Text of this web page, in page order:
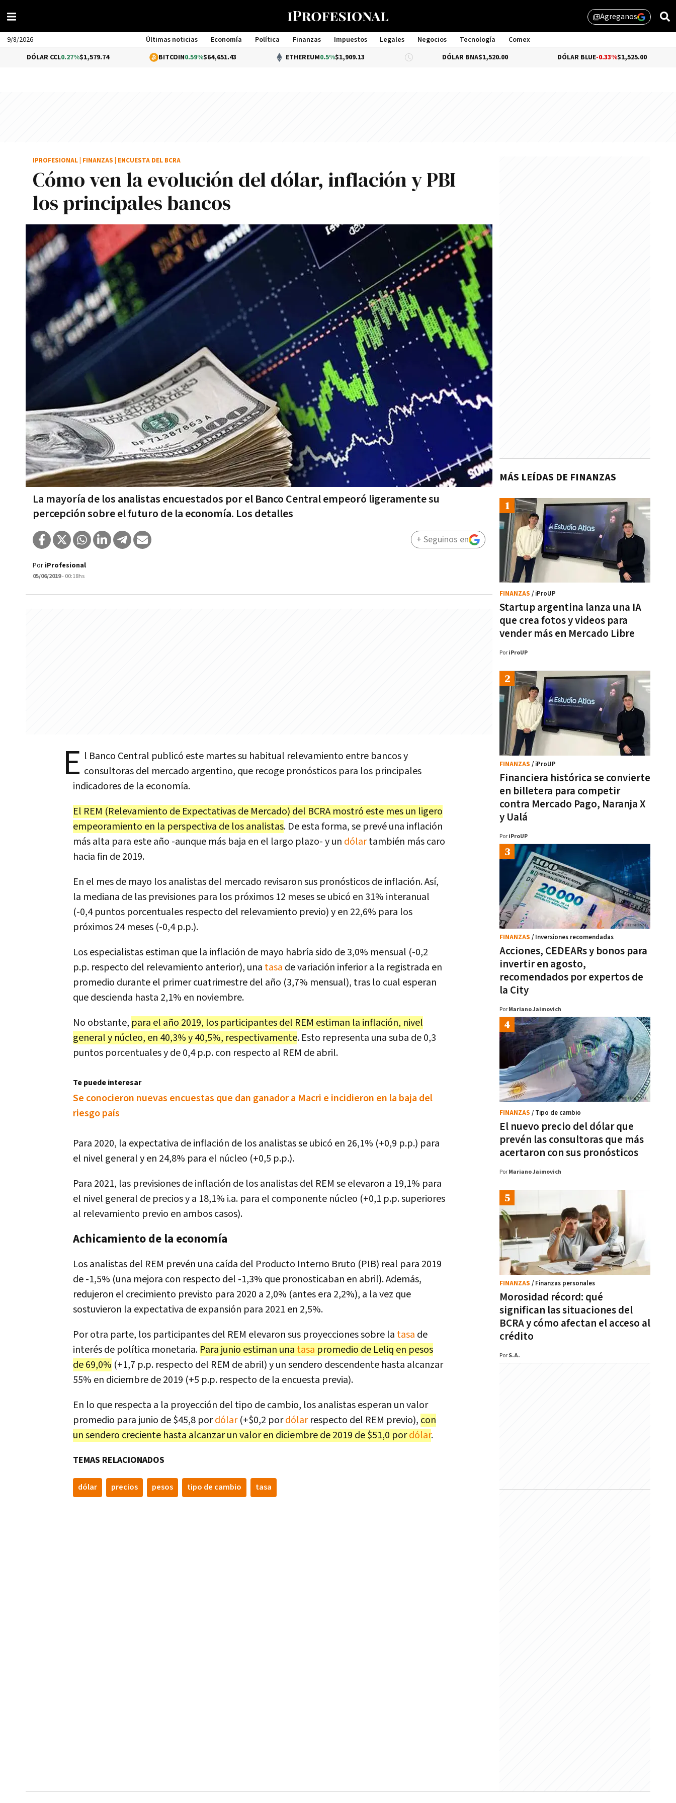
library_addAgreganos
9/8/2026 Últimas noticias Economía Política Finanzas Impuestos Legales Negocios Tecnología
Comex
Management
0.27%$1,579.74 BITCOIN0.59%$64,651.43 ETHEREUM 0.5%$1,909.13 DÓLAR BNA$1,520.00 DÓLAR BLUE-0.33%$1,525.00
Cómo ven la evolución del dólar, inflación y PBI
los principales bancos
La mayoría de los analistas encuestados por el Banco Central empeoró ligeramente su
percepción sobre el futuro de la economía. Los detalles
IPROFESIONAL FINANZAS ENCUESTA DEL BCRA
Por iProfesional
05/06/2019- 00:18hs
+ Seguinos en
E l Banco Central publicó este martes su habitual relevamiento entre bancos y
consultoras del mercado argentino, que recoge pronósticos para los principales
indicadores de la economía.
El REM (Relevamiento de Expectativas de Mercado) del BCRA mostró este mes un ligero
empeoramiento en la perspectiva de los analistas. De esta forma, se prevé una inflación
más alta para este año -aunque más baja en el largo plazo- y un dólartambién más caro
hacia fin de 2019.
En el mes de mayo los analistas del mercado revisaron sus pronósticos de inflación. Así,
la mediana de las previsiones para los próximos 12 meses se ubicó en 31% interanual
(-0,4 puntos porcentuales respecto del relevamiento previo) y en 22,6% para los
próximos 24 meses (-0,4 p.p.).
Los especialistas estiman que la inflación de mayo habría sido de 3,0% mensual (-0,2
p.p. respecto del relevamiento anterior), una tasa de variación inferior a la registrada en
promedio durante el primer cuatrimestre del año (3,7% mensual), tras lo cual esperan
que descienda hasta 2,1% en noviembre.
No obstante, para el año 2019, los participantes del REM estiman la inflación, nivel
general y núcleo, en 40,3% y 40,5%, respectivamente. Esto representa una suba de 0,3
puntos porcentuales y de 0,4 p.p. con respecto al REM de abril.
Te puede interesar
Se conocieron nuevas encuestas que dan ganador a Macri e incidieron en la baja del
riesgo país
Para 2020, la expectativa de inflación de los analistas se ubicó en 26,1% (+0,9 p.p.) para
el nivel general y en 24,8% para el núcleo (+0,5 p.p.).
Para 2021, las previsiones de inflación de los analistas del REM se elevaron a 19,1% para
el nivel general de precios y a 18,1% i.a. para el componente núcleo (+0,1 p.p. superiores
al relevamiento previo en ambos casos).
Achicamiento de la economía
Los analistas del REM prevén una caída del Producto Interno Bruto (PIB) real para 2019
de -1,5% (una mejora con respecto del -1,3% que pronosticaban en abril). Además,
redujeron el crecimiento previsto para 2020 a 2,0% (antes era 2,2%), a la vez que
sostuvieron la expectativa de expansión para 2021 en 2,5%.
Por otra parte, los participantes del REM elevaron sus proyecciones sobre la tasa de
interés de política monetaria. Para junio estiman una tasa promedio de Leliq en pesos
de 69,0% (+1,7 p.p. respecto del REM de abril) y un sendero descendente hasta alcanzar
55% en diciembre de 2019 (+5 p.p. respecto de la encuesta previa).
En lo que respecta a la proyección del tipo de cambio, los analistas esperan un valor
promedio para junio de $45,8 pordólar(+$0,2 pordólarrespecto del REM previo), con
un sendero creciente hasta alcanzar un valor en diciembre de 2019 de $51,0 pordólar.
TEMAS RELACIONADOS
dólar precios pesos tipo de cambio tasa
MÁS LEÍDAS DE FINANZAS
Startup argentina lanza una IA
que crea fotos y videos para
vender más en Mercado Libre
FINANZAS / iProUP
Por iProUP
Financiera histórica se convierte
en billetera para competir
contra Mercado Pago, Naranja X
y Ualá
FINANZAS / iProUP
Por iProUP
Acciones, CEDEARs y bonos para
invertir en agosto,
recomendados por expertos de
la City
FINANZAS / Inversiones recomendadas
Por Mariano Jaimovich
El nuevo precio del dólar que
prevén las consultoras que más
acertaron con sus pronósticos
FINANZAS / Tipo de cambio
Por Mariano Jaimovich
Morosidad récord: qué
significan las situaciones del
BCRA y cómo afectan el acceso al
crédito
FINANZAS / Finanzas personales
Por S.A.